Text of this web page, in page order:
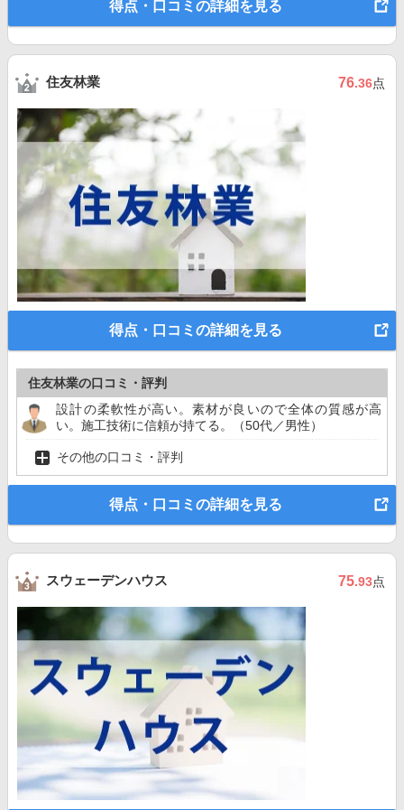
得点・口コミの詳細を見る
住友林業 76.36点
得点・口コミの詳細を見る
住友林業の口コミ・評判
設計の柔軟性が高い。素材が良いので全体の質感が高
い。施工技術に信頼が持てる。（50代／男性）
その他の口コミ・評判
得点・口コミの詳細を見る
スウェーデンハウス 75.93点